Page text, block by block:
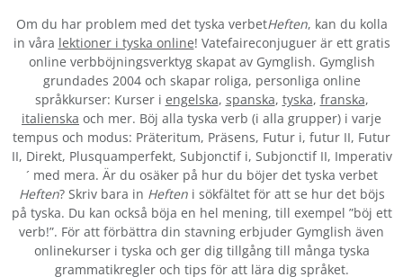
Om du har problem med det tyska verbetHeften, kan du kolla
in våra lektioner i tyska online! Vatefaireconjuguer är ett gratis
online verbböjningsverktyg skapat av Gymglish. Gymglish
grundades 2004 och skapar roliga, personliga online
språkkurser: Kurser i engelska, spanska, tyska, franska,
italienska och mer. Böj alla tyska verb (i alla grupper) i varje
tempus och modus: Präteritum, Präsens, Futur i, futur II, Futur
II, Direkt, Plusquamperfekt, Subjonctif i, Subjonctif II, Imperativ
´ med mera. Är du osäker på hur du böjer det tyska verbet
Heften? Skriv bara in Hefteni sökfältet för att se hur det böjs
på tyska. Du kan också böja en hel mening, till exempel ”böj ett
verb!”. För att förbättra din stavning erbjuder Gymglish även
onlinekurser i tyska och ger dig tillgång till många tyska
grammatikregler och tips för att lära dig språket.